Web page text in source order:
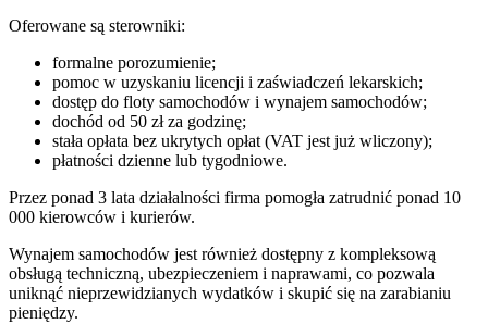
Oferowane są sterowniki:
formalne porozumienie;
pomoc w uzyskaniu licencji i zaświadczeń lekarskich;
dostęp do floty samochodów i wynajem samochodów;
dochód od 50 zł za godzinę;
stała opłata bez ukrytych opłat (VAT jest już wliczony);
płatności dzienne lub tygodniowe.
Przez ponad 3 lata działalności firma pomogła zatrudnić ponad 10
000 kierowców i kurierów.
Wynajem samochodów jest również dostępny z kompleksową
obsługą techniczną, ubezpieczeniem i naprawami, co pozwala
uniknąć nieprzewidzianych wydatków i skupić się na zarabianiu
pieniędzy.